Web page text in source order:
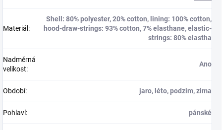
Materiál :
Shell: 80% polyester, 20% cotton, lining: 100% cotton,
hood-draw-strings: 93% cotton, 7% elasthane, elastic-
strings: 80% elastha
Nadměrná
velikost:
Ano
Období: jaro, léto, podzim, zima
Pohlaví: pánské